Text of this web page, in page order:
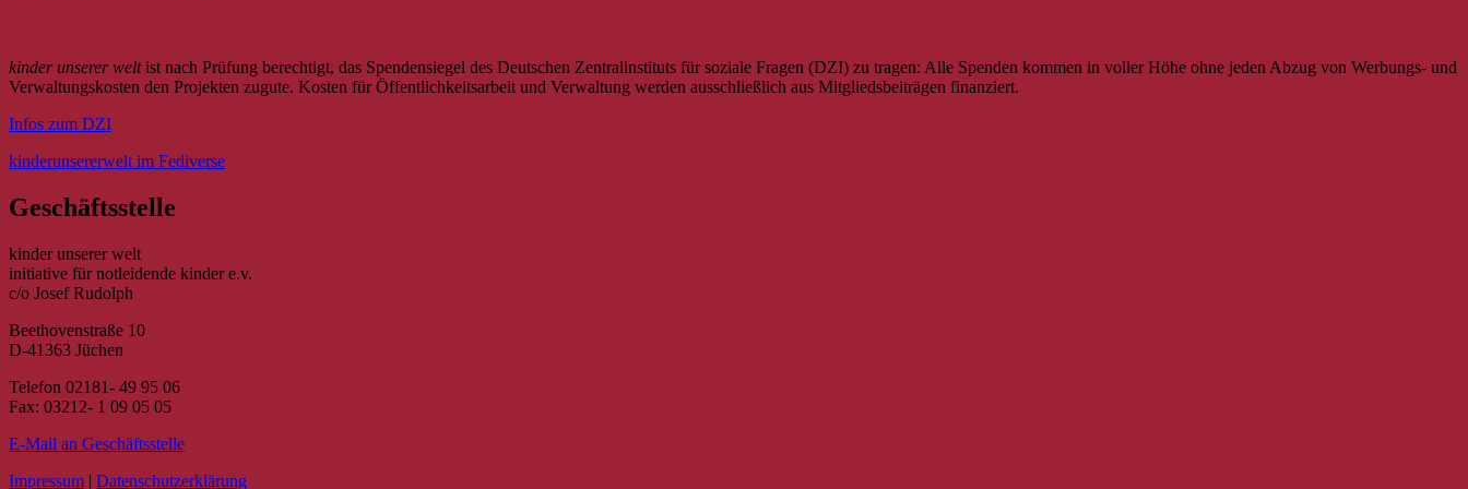
kinder unserer weltist nach Prüfung berechtigt, das Spendensiegel des Deutschen Zentralinstituts für soziale Fragen (DZI) zu tragen: Alle Spenden kommen in voller Höhe ohne jeden Abzug von Werbungs- und
Verwaltungskosten den Projekten zugute. Kosten für Öffentlichkeitsarbeit und Verwaltung werden ausschließlich aus Mitgliedsbeiträgen finanziert.
Infos zum DZI
kinderunsererwelt im Fediverse
Geschäftsstelle
kinder unserer welt
initiative für notleidende kinder e.v.
c/o Josef Rudolph
Beethovenstraße 10
D-41363 Jüchen
Telefon 02181- 49 95 06
Fax: 03212- 1 09 05 05
E-Mail an Geschäftsstelle
Impressum | Datenschutzerklärung